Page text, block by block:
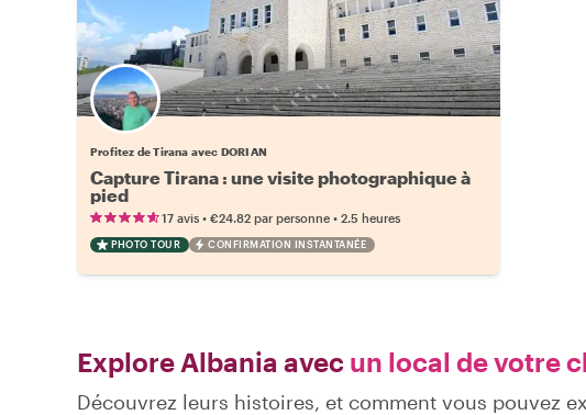
Profitez de Tirana avec DORIAN
Capture Tirana : une visite photographique à
pied
17 avis • €24.82 par personne • 2.5 heures
PHOTO TOUR CONFIRMATION INSTANTANÉE
Explore Albania avec un local de votre
Découvrez leurs histoires, et comment vous pouvez